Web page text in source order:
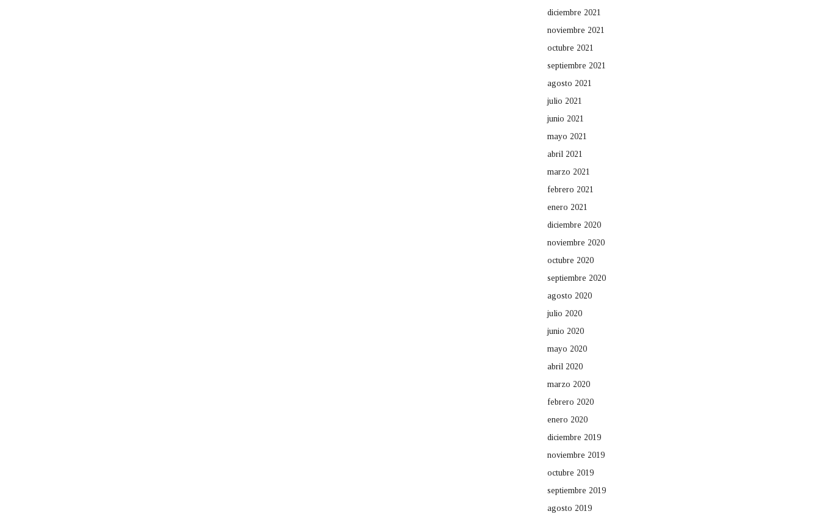
diciembre 2021
noviembre 2021
octubre 2021
septiembre 2021
agosto 2021
julio 2021
junio 2021
mayo 2021
abril 2021
marzo 2021
febrero 2021
enero 2021
diciembre 2020
noviembre 2020
octubre 2020
septiembre 2020
agosto 2020
julio 2020
junio 2020
mayo 2020
abril 2020
marzo 2020
febrero 2020
enero 2020
diciembre 2019
noviembre 2019
octubre 2019
septiembre 2019
agosto 2019